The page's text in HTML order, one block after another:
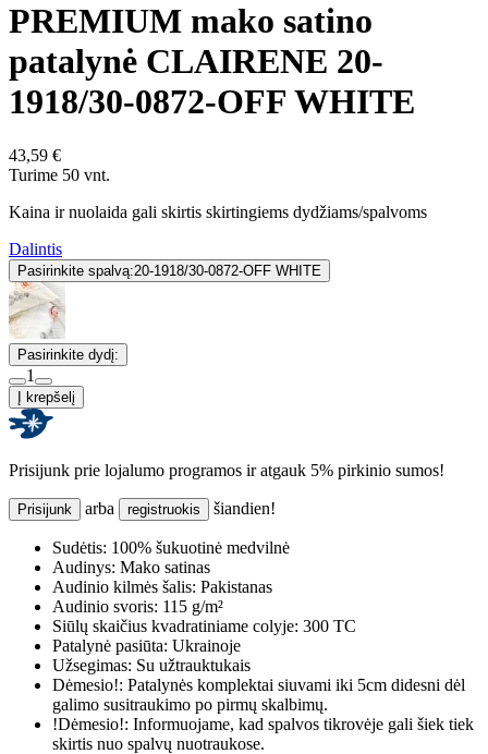
PREMIUM mako satino
patalynė CLAIRENE 20-
1918/30-0872-OFF WHITE
43,59 €
Turime 50 vnt.
Kaina ir nuolaida gali skirtis skirtingiems dydžiams/spalvoms
Dalintis
Pasirinkite spalvą:20-1918/30-0872-OFF WHITE
Pasirinkite dydį:
1
Į krepšelį
Prisijunk prie lojalumo programos ir atgauk 5% pirkinio sumos!
Prisijunk arba registruokis šiandien!
Sudėtis: 100% šukuotinė medvilnė
Audinys: Mako satinas
Audinio kilmės šalis: Pakistanas
Audinio svoris: 115 g/m²
Siūlų skaičius kvadratiniame colyje: 300 TC
Patalynė pasiūta: Ukrainoje
Užsegimas: Su užtrauktukais
Dėmesio!: Patalynės komplektai siuvami iki 5cm didesni dėl
galimo susitraukimo po pirmų skalbimų.
!Dėmesio!: Informuojame, kad spalvos tikrovėje gali šiek tiek
skirtis nuo spalvų nuotraukose.